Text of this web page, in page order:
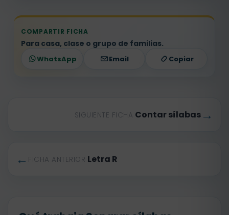
COMPARTIR FICHA
Para casa, clase o grupo de familias.
WhatsApp Email Copiar
← FICHA ANTERIOR Letra R
SIGUIENTE FICHA Contar sílabas →